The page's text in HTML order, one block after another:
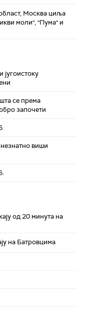
Москва циља
моли", "Пума" и
југоистоку
се према
започети
виши
од 20 минута на
на Батровцима